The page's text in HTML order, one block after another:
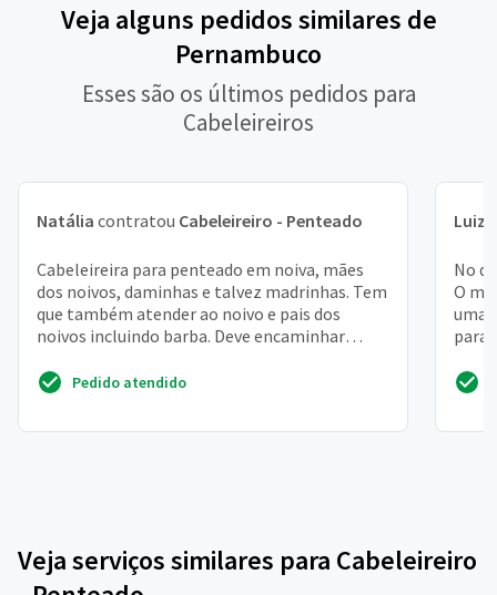
Veja alguns pedidos similares de
Pernambuco
Esses são os últimos pedidos para
Cabeleireiros
Natália contratou Cabeleireiro - Penteado
Cabeleireira para penteado em noiva, mães
dos noivos, daminhas e talvez madrinhas. Tem
que também atender ao noivo e pais dos
noivos incluindo barba. Deve encaminhar
Pedido atendido
Luiza
No
O
uma
para
Veja serviços similares para Cabeleireiro